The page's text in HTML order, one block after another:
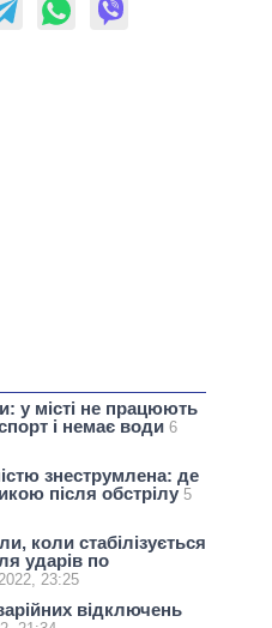
у місті не працюють
і немає води 6
знеструмлена: де
після обстрілу 5
коли стабілізується
ударів по
23:25
відключень